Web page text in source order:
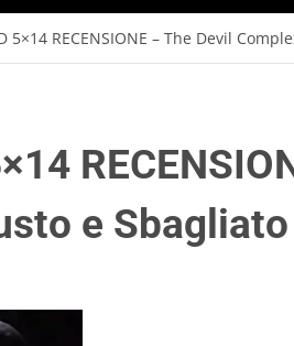
5×14 RECENSIONE – The Devil
e Sbagliato